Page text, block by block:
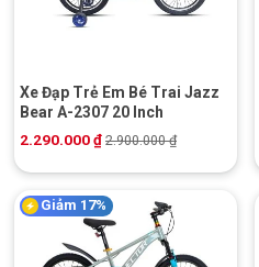
Xe Đạp Trẻ Em Bé Trai Jazz
Bear A-2307 20 Inch
2.290.000₫ 2.900.000₫
Giảm 17%